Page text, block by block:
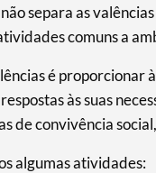
separa as
comuns a
é proporcionar
às suas
de convivência
algumas atividades: